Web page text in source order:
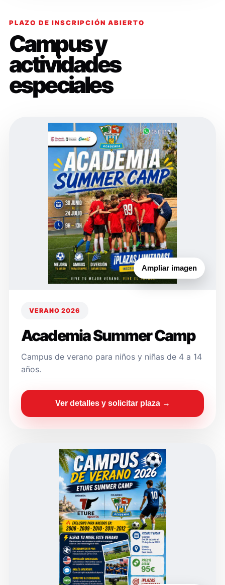
PLAZO DE INSCRIPCIÓN ABIERTO
Campus y
actividades
especiales
Ampliar imagen
VERANO 2026
Academia Summer Camp
Campus de verano para niños y niñas de 4 a 14
años.
Ver detalles y solicitar plaza →